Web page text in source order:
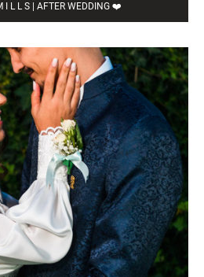
I L L S | AFTER WEDDING ❤️